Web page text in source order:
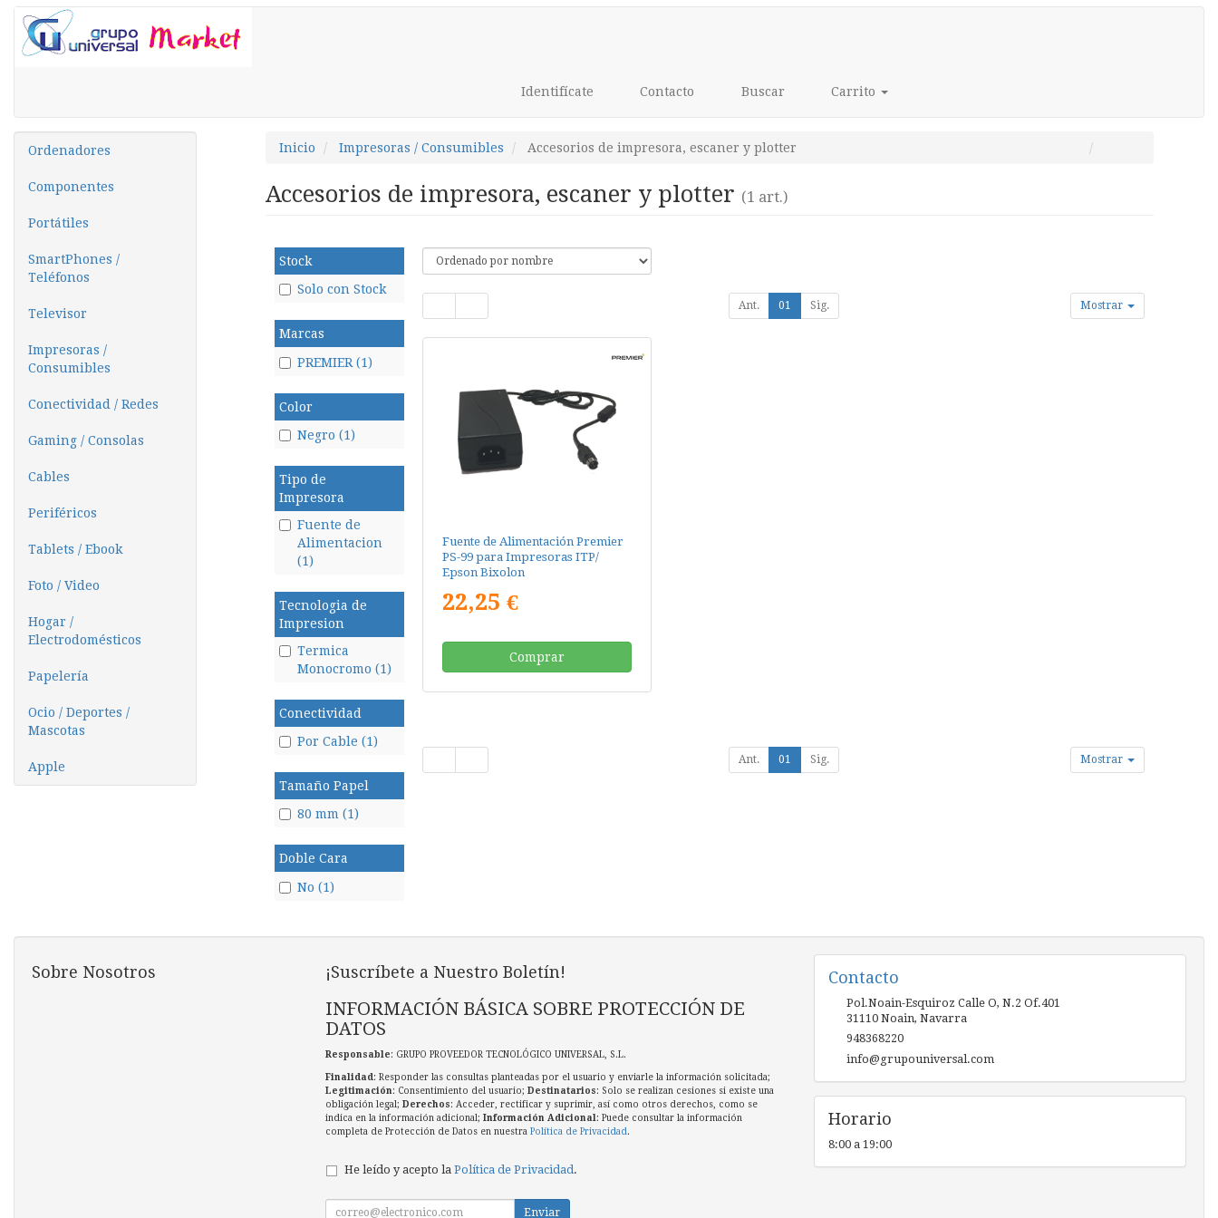
Identifícate Contacto Buscar Carrito
Ordenadores
Componentes
Portátiles
SmartPhones /
Teléfonos
Televisor
Impresoras /
Consumibles
Conectividad / Redes
Gaming / Consolas
Cables
Periféricos
Tablets / Ebook
Foto / Video
Hogar /
Electrodomésticos
Papelería
Ocio / Deportes /
Mascotas
Apple
Inicio Impresoras / Consumibles Accesorios de impresora, escaner y plotter
Accesorios de impresora, escaner y plotter (1 art.)
Stock
Solo con Stock
Marcas
PREMIER (1)
Color
Negro (1)
Tipo de
Impresora
Fuente de
Alimentacion
(1)
Tecnologia de
Impresion
Termica
Monocromo (1)
Conectividad
Por Cable (1)
Tamaño Papel
80 mm (1)
Doble Cara
No (1)
Ant. 01 Sig. Mostrar
Fuente de Alimentación Premier
PS-99 para Impresoras ITP/
Epson Bixolon
22,25 €
Comprar
Ant. 01 Sig. Mostrar
Sobre Nosotros ¡Suscríbete a Nuestro Boletín!
INFORMACIÓN BÁSICA SOBRE PROTECCIÓN DE
DATOS
Responsable: GRUPO PROVEEDOR TECNOLÓGICO UNIVERSAL, S.L.
Finalidad : Responder las consultas planteadas por el usuario y enviarle la información solicitada;
Legitimación: Consentimiento del usuario; Destinatarios: Solo se realizan cesiones si existe una
obligación legal; Derechos: Acceder, rectificar y suprimir, así como otros derechos, como se
indica en la información adicional; Información Adicional : Puede consultar la información
completa de Protección de Datos en nuestra Política de Privacidad .
He leído y acepto la Política de Privacidad.
Enviar
Contacto
Pol.Noain-Esquiroz Calle O, N.2 Of.401
31110 Noain, Navarra
948368220
info@grupouniversal.com
Horario
8:00 a 19:00